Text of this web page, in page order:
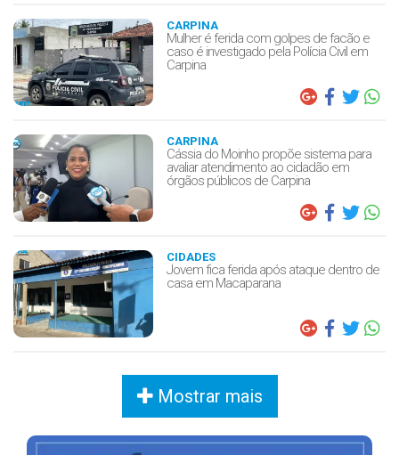
CARPINA
Mulher é ferida com golpes de facão e
caso é investigado pela Polícia Civil em
Carpina
CARPINA
Cássia do Moinho propõe sistema para
avaliar atendimento ao cidadão em
órgãos públicos de Carpina
CIDADES
Jovem fica ferida após ataque dentro de
casa em Macaparana
Mostrar mais